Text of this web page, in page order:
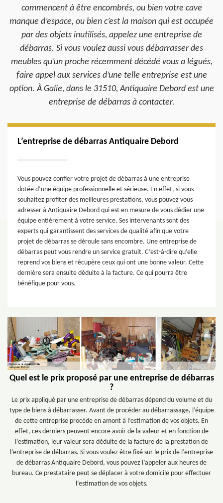
commencent à être encombrés, ou bien votre cave
manque d’espace, ou bien c’est la maison qui est occupée
par des objets inutilisés, appelez une entreprise de
débarras. Si vous voulez aussi vous débarrasser des
meubles qu’un proche récemment décédé vous a légués,
faire appel aux services d’une telle entreprise est une
option. À Galie, dans le 31510, Antiquaire Debord est une
entreprise de débarras à contacter.
L’entreprise de débarras Antiquaire Debord
Vous pouvez confier votre projet de débarras à une entreprise
dotée d’une équipe professionnelle et sérieuse. En effet, si vous
souhaitez profiter des meilleures prestations, vous pouvez vous
adresser à Antiquaire Debord qui est en mesure de vous dédier une
équipe entièrement à votre service. Ses intervenants sont des
experts qui garantissent des services de qualité afin que votre
projet de débarras se déroule sans encombre. Une entreprise de
débarras peut vous rendre un service gratuit. C’est-à-dire qu’elle
reprend vos biens et récupère ceux qui ont une bonne valeur. Cette
dernière sera ensuite déduite à la facture. Ce qui pourra être
bénéfique pour vous.
Quel est le prix proposé par une entreprise de débarras
?
Le prix appliqué par une entreprise de débarras dépend du volume et du
type de biens à débarrasser. Avant de procéder au débarrassage, l’équipe
de cette entreprise procède en amont à l’estimation de vos objets. En
effet, ces derniers peuvent encore avoir de la valeur et en fonction de
l’estimation, leur valeur sera déduite de la facture de la prestation de
l’entreprise de débarras. Si vous voulez être fixé sur le prix de l’entreprise
de débarras Antiquaire Debord, vous pouvez l’appeler aux heures de
bureau. Ce prestataire peut se déplacer à votre domicile pour effectuer
l’estimation de vos objets.